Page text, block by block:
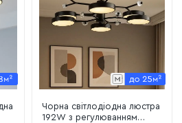
Чорна світлодіодна люстра
192W з регулюванням